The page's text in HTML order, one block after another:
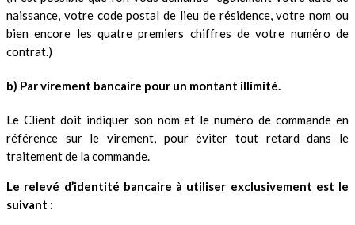
naissance, votre code postal de lieu de résidence, votre nom ou
bien encore les quatre premiers chiffres de votre numéro de
contrat.)
b) Par virement bancaire pour un montant illimité.
Le Client doit indiquer son nom et le numéro de commande en
référence sur le virement, pour éviter tout retard dans le
traitement de la commande.
Le relevé d’identité bancaire à utiliser exclusivement est le
suivant :